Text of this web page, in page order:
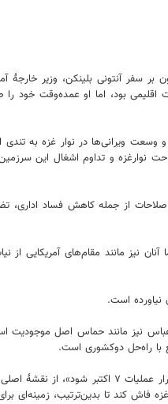
بر سفر آنتونی بلینکن، وزیر
بود، اما او عمده‌وقت خود
ویرانی‌ها در نوار غزه به تندی
و تداوم اشغال این
از جمله کاهش فساد اداری،
مقام‌های آمریکایی از نیات
نیاورده است.
نیز مانند حماس اصل موجودیت
با راه‌حل دوکشوری است.
با این همه، نتانیاهو ضمن اصرار بر «نابودی حماس»، «خلع سلاح کامل
فاش کند تا بدین‌ترتیب،